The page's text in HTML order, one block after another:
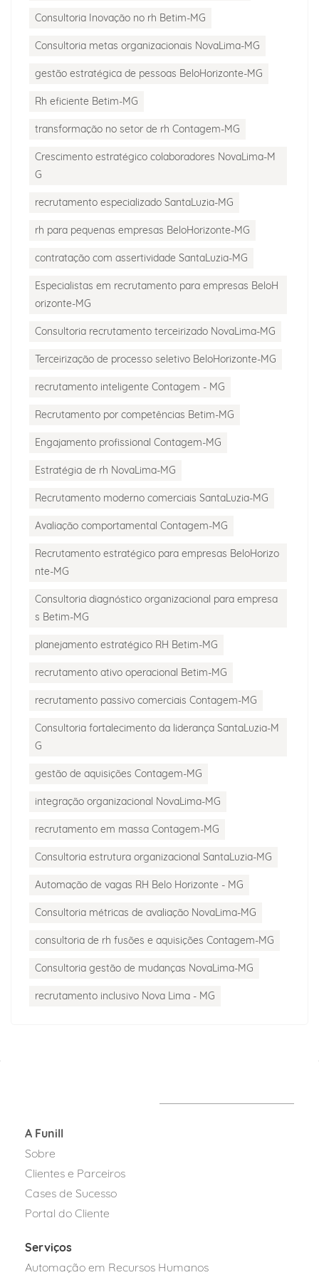
Consultoria Inovação no rh Betim-MG
Consultoria metas organizacionais NovaLima-MG
gestão estratégica de pessoas BeloHorizonte-MG
Rh eficiente Betim-MG
transformação no setor de rh Contagem-MG
Crescimento estratégico colaboradores NovaLima-M
G
recrutamento especializado SantaLuzia-MG
rh para pequenas empresas BeloHorizonte-MG
contratação com assertividade SantaLuzia-MG
Especialistas em recrutamento para empresas BeloH
orizonte-MG
Consultoria recrutamento terceirizado NovaLima-MG
Terceirização de processo seletivo BeloHorizonte-MG
recrutamento inteligente Contagem - MG
Recrutamento por competências Betim-MG
Engajamento profissional Contagem-MG
Estratégia de rh NovaLima-MG
Recrutamento moderno comerciais SantaLuzia-MG
Avaliação comportamental Contagem-MG
Recrutamento estratégico para empresas BeloHorizo
nte-MG
Consultoria diagnóstico organizacional para empresa
s Betim-MG
planejamento estratégico RH Betim-MG
recrutamento ativo operacional Betim-MG
recrutamento passivo comerciais Contagem-MG
Consultoria fortalecimento da liderança SantaLuzia-M
G
gestão de aquisições Contagem-MG
integração organizacional NovaLima-MG
recrutamento em massa Contagem-MG
Consultoria estrutura organizacional SantaLuzia-MG
Automação de vagas RH Belo Horizonte - MG
Consultoria métricas de avaliação NovaLima-MG
consultoria de rh fusões e aquisições Contagem-MG
Consultoria gestão de mudanças NovaLima-MG
recrutamento inclusivo Nova Lima - MG
A Funill
Sobre
Clientes e Parceiros
Cases de Sucesso
Portal do Cliente
Serviços
Automação em Recursos Humanos